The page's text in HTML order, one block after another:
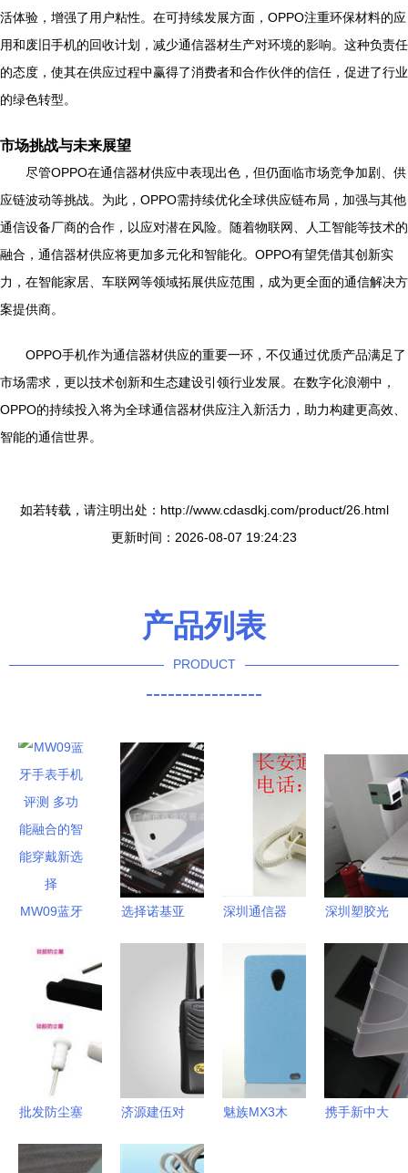
活体验，增强了用户粘性。在可持续发展方面，OPPO注重环保材料的应
用和废旧手机的回收计划，减少通信器材生产对环境的影响。这种负责任
的态度，使其在供应过程中赢得了消费者和合作伙伴的信任，促进了行业
的绿色转型。
市场挑战与未来展望
尽管OPPO在通信器材供应中表现出色，但仍面临市场竞争加剧、供
应链波动等挑战。为此，OPPO需持续优化全球供应链布局，加强与其他
通信设备厂商的合作，以应对潜在风险。随着物联网、人工智能等技术的
融合，通信器材供应将更加多元化和智能化。OPPO有望凭借其创新实
力，在智能家居、车联网等领域拓展供应范围，成为更全面的通信解决方
案提供商。
OPPO手机作为通信器材供应的重要一环，不仅通过优质产品满足了
市场需求，更以技术创新和生态建设引领行业发展。在数字化浪潮中，
OPPO的持续投入将为全球通信器材供应注入新活力，助力构建更高效、
智能的通信世界。
如若转载，请注明出处：http://www.cdasdkj.com/product/26.html
更新时间：2026-08-07 19:24:23
产品列表
PRODUCT
----------------
MW09蓝牙
融合的智能
穿戴新选择
选择诺基亚
质到选购注
深圳通信器
经营部 多
功能电话机
深圳塑胶光
机在通信器
材领域的应
用与供应分
析
批发防尘塞
档次与销量
济源建伍对
郑州对讲机
魅族MX3木
携手新中大